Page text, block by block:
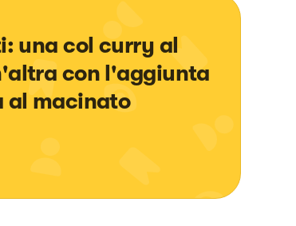
una col curry al
con l'aggiunta
al macinato